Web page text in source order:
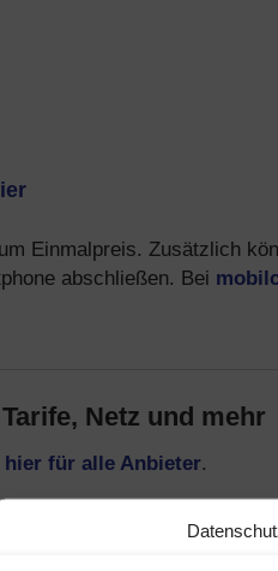
Einmalpreis. Zusätzlich
abschließen. Bei
Netz und mehr
hier für alle Anbieter.
Option – surfen mit bis zu